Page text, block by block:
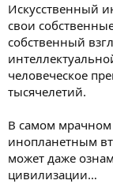
Искусственный
свои
собственный
человеческое
тысячелетий.
В самом мрачном
инопланетным
может даже
цивилизации…